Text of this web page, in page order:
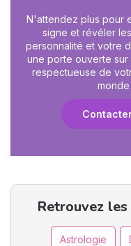
N'attendez plus pour
signe et révéler
personnalité et votre
une porte ouverte sur
respectueuse de
Retrouvez
Astrologie